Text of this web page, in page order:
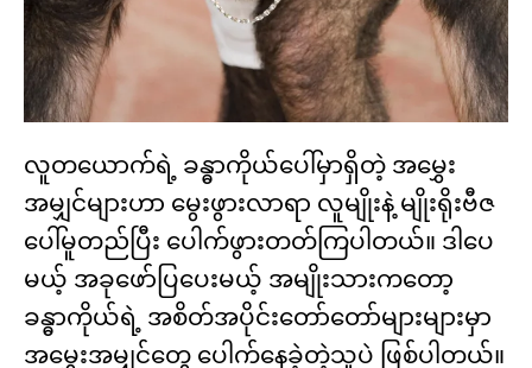
လူတယောက်ရဲ့ ခန္ဓာကိုယ်ပေါ်မှာရှိတဲ့ အမွှေး
အမျှင်များဟာ မွေးဖွားလာရာ လူမျိုးနဲ့ မျိုးရိုးဗီဇ
ပေါ်မူတည်ပြီး ပေါက်ဖွားတတ်ကြပါတယ်။ ဒါပေ
မယ့် အခုဖော်ပြပေးမယ့် အမျိုးသားကတော့
ခန္ဓာကိုယ်ရဲ့ အစိတ်အပိုင်းတော်တော်များများမှာ
အမွှေးအမျှင်တွေ ပေါက်နေခဲ့တဲ့သူပဲ ဖြစ်ပါတယ်။